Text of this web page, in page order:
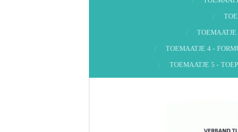
TOEMAATJE 4 -
TOEMAATJE 5 -